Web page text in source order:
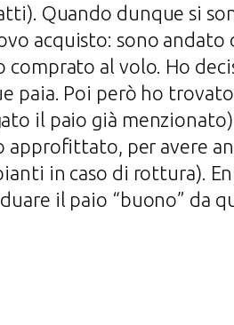
Quando dunque si
acquisto: sono
comprato al volo. Ho
paia. Poi però ho
il paio già
approfittato, per avere
in caso di rottura).
il paio “buono” da